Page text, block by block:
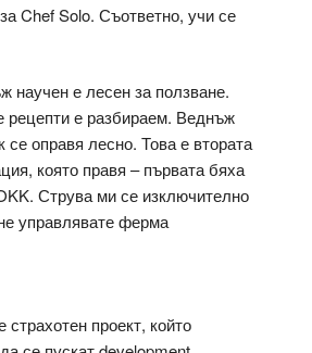
Chef Solo. Съответно, учи се
научен е лесен за ползване.
рецепти е разбираем. Веднъж
се оправя лесно. Това е втората
която правя – първата бяха
Струва ми се изключително
управлявате ферма
страхотен проект, който